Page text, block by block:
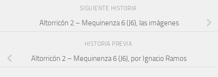
SIGUIENTE HISTORIA
Altorricón 2 – Mequinenza 6 (J6), las imágenes
HISTORIA PREVIA
Altorricón 2 – Mequinenza 6 (J6), por Ignacio Ramos